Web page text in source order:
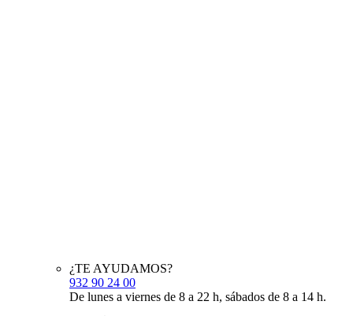
¿TE AYUDAMOS?
932 90 24 00
De lunes a viernes de 8 a 22 h, sábados de 8 a 14 h.